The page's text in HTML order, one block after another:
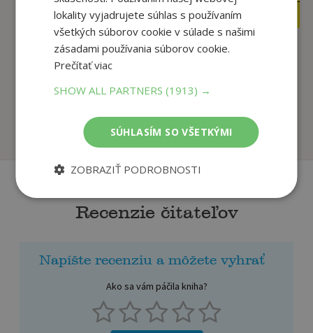
€
7,78
55)
Na sklade
Recenzie čitateľov
Napíšte recenziu a môžete vyhrať
Ako sa vám páčila kniha?
lokality vyjadrujete súhlas s používaním
všetkých súborov cookie v súlade s našimi
zásadami používania súborov cookie.
Prečítať viac
SHOW ALL PARTNERS(1913) →
SÚHLASÍM SO VŠETKÝMI
ZOBRAZIŤ PODROBNOSTI